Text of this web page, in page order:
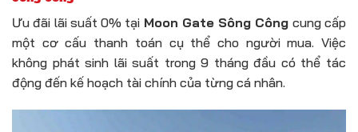
Ưu đãi lãi suất 0% tại Moon Gate Sông Công cung cấp
một cơ cấu thanh toán cụ thể cho người mua. Việc
không phát sinh lãi suất trong 9 tháng đầu có thể tác
động đến kế hoạch tài chính của từng cá nhân.